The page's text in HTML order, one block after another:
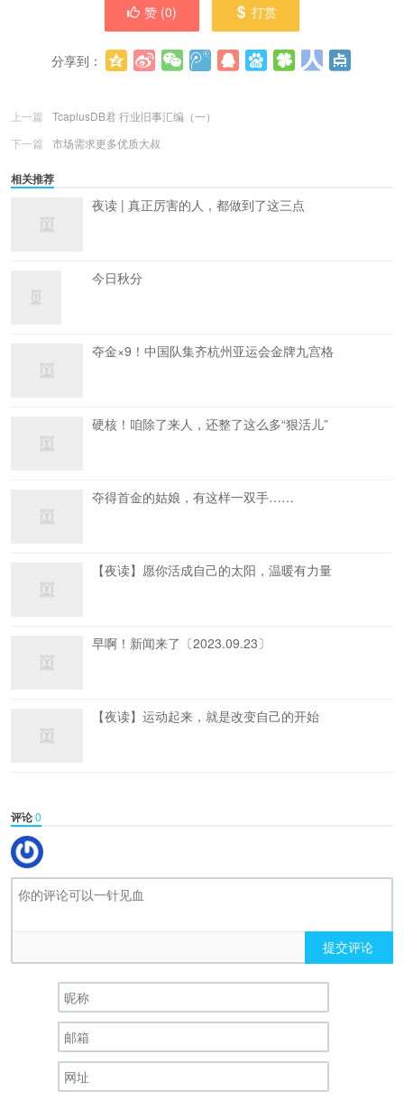
赞 (0) 打赏
分享到：
上一篇
TcaplusDB君 行业旧事汇编（一）
下一篇
市场需求更多优质大叔
相关推荐
夜读 | 真正厉害的人，都做到了这三点
今日秋分
夺金×9！中国队集齐杭州亚运会金牌九宫格
硬核！咱除了来人，还整了这么多“狠活儿”
夺得首金的姑娘，有这样一双手……
【夜读】愿你活成自己的太阳，温暖有力量
早啊！新闻来了〔2023.09.23〕
【夜读】运动起来，就是改变自己的开始
评论0
提交评论